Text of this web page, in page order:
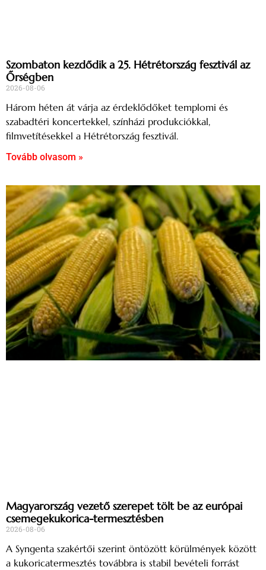
Szombaton kezdődik a 25. Hétrétország fesztivál az
Őrségben
2026-08-06
Három héten át várja az érdeklődőket templomi és
szabadtéri koncertekkel, színházi produkciókkal,
filmvetítésekkel a Hétrétország fesztivál.
Tovább olvasom »
Magyarország vezető szerepet tölt be az európai
csemegekukorica-termesztésben
2026-08-06
A Syngenta szakértői szerint öntözött körülmények között
a kukoricatermesztés továbbra is stabil bevételi forrást